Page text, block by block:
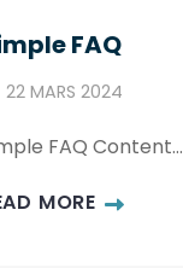
FAQ
22 MARS 2024
FAQ Content...
MORE